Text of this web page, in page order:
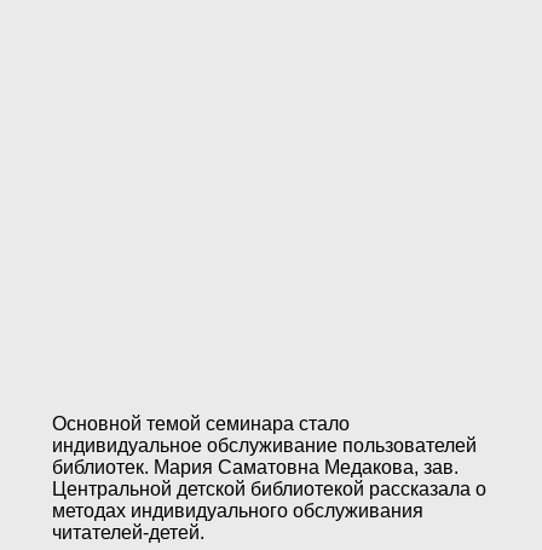
Основной темой семинара стало
индивидуальное обслуживание пользователей
библиотек. Мария Саматовна Медакова, зав.
Центральной детской библиотекой рассказала о
методах индивидуального обслуживания
читателей-детей.